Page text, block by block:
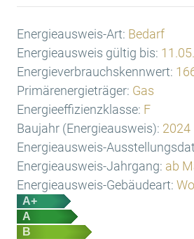
Energieausweis-Art: Bedarf
Energieausweis gültig bis:
Energieverbrauchskennwert:
Primärenergieträger: Gas
Energieeffizienzklasse: F
Baujahr (Energieausweis): 2024
Energieausweis-
Energieausweis-Jahrgang: ab
Energieausweis-Gebäudeart:
A+
A
B